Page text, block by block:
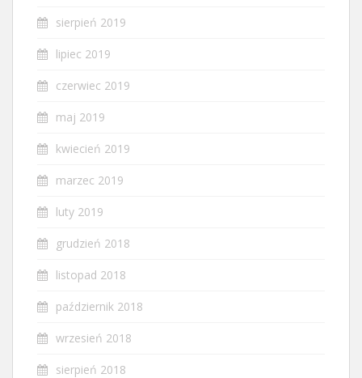
sierpień 2019
lipiec 2019
czerwiec 2019
maj 2019
kwiecień 2019
marzec 2019
luty 2019
grudzień 2018
listopad 2018
październik 2018
wrzesień 2018
sierpień 2018